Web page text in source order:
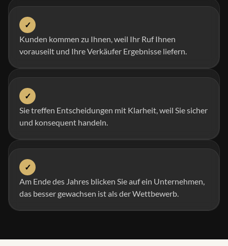
✓
Kunden kommen zu Ihnen, weil Ihr Ruf Ihnen
vorauseilt und Ihre Verkäufer Ergebnisse liefern.
✓
Sie treffen Entscheidungen mit Klarheit, weil Sie sicher
und konsequent handeln.
✓
Am Ende des Jahres blicken Sie auf ein Unternehmen,
das besser gewachsen ist als der Wettbewerb.